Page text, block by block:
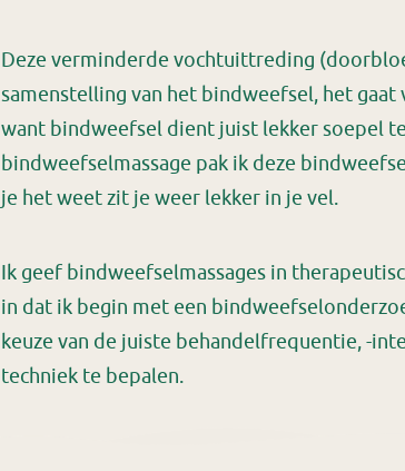
Deze verminderde vochtuittreding
samenstelling van het bindweefsel, het
want bindweefsel dient juist lekker soepel
bindweefselmassage pak ik deze
je het weet zit je weer lekker in je vel.
Ik geef bindweefselmassages in
in dat ik begin met een
keuze van de juiste behandelfrequentie, -
techniek te bepalen.